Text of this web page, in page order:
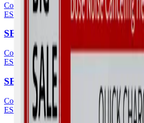
Cod.
15255
ESL 2.9" con pulsante
SE-290A
Cod.
15256
ESL 4.2"
SE-420RY
Cod.
15259
ESL 5.83"